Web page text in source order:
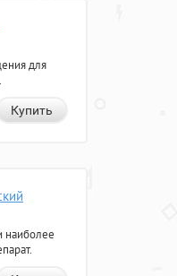
для
Купить
наиболее